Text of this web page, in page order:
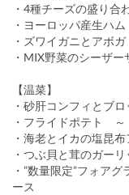
・4種チーズの盛り合
・ヨーロッパ産生ハム
・ズワイガニとアボ
・MIX野菜のシーザー
【温菜】
・砂肝コンフィとブ
・フライドポテト ～
・海老とイカの塩昆
・つぶ貝と茸のガー
・”数量限定”フォア
ース